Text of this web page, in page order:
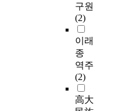
구원
(2)
이래
종
역주
(2)
高大